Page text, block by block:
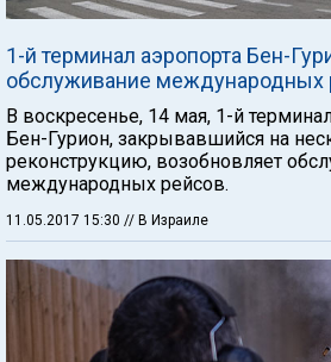
1-й терминал аэропорта Бен-
обслуживание международных
В воскресенье, 14 мая, 1-й
Бен-Гурион, закрывавшийся на
реконструкцию, возобновляет
международных рейсов.
11.05.2017 15:30 // В Израиле